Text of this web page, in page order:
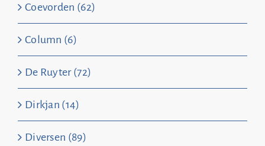
Coevorden (62)
Column (6)
De Ruyter (72)
Dirkjan (14)
Diversen (89)